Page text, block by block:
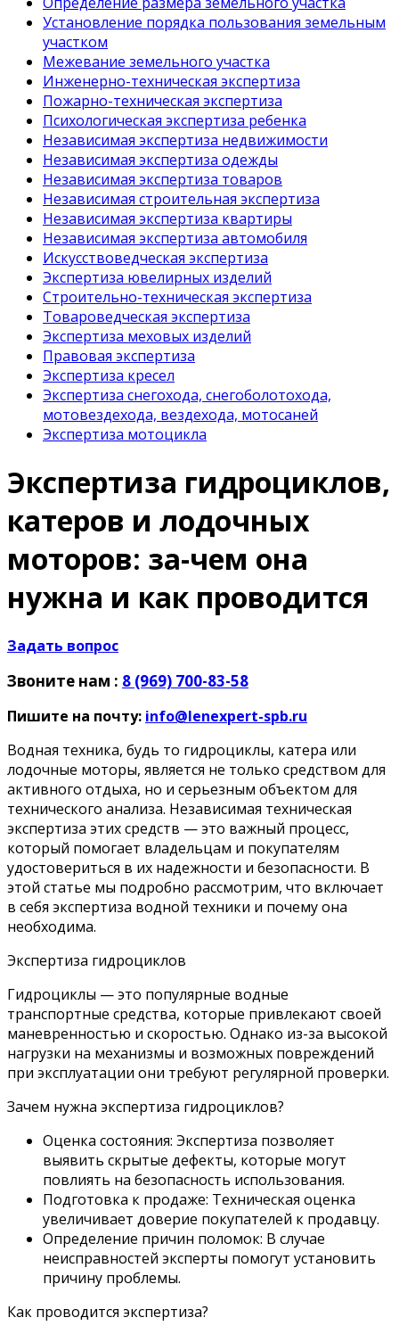
Установление порядка пользования земельным
участком
Межевание земельного участка
Инженерно-техническая экспертиза
Пожарно-техническая экспертиза
Психологическая экспертиза ребенка
Независимая экспертиза недвижимости
Независимая экспертиза одежды
Независимая экспертиза товаров
Независимая строительная экспертиза
Независимая экспертиза квартиры
Независимая экспертиза автомобиля
Искусствоведческая экспертиза
Экспертиза ювелирных изделий
Строительно-техническая экспертиза
Товароведческая экспертиза
Экспертиза меховых изделий
Правовая экспертиза
Экспертиза кресел
Экспертиза снегохода, снегоболотохода,
мотовездехода, вездехода, мотосаней
Экспертиза мотоцикла
Экспертиза гидроциклов,
катеров и лодочных
моторов: за-чем она
нужна и как проводится
Задать вопрос
Звоните нам : 8 (969) 700-83-58
Пишите на почту: info@lenexpert-spb.ru
Водная техника, будь то гидроциклы, катера или
лодочные моторы, является не только средством для
активного отдыха, но и серьезным объектом для
технического анализа. Независимая техническая
экспертиза этих средств — это важный процесс,
который помогает владельцам и покупателям
удостовериться в их надежности и безопасности. В
этой статье мы подробно рассмотрим, что включает
в себя экспертиза водной техники и почему она
необходима.
Экспертиза гидроциклов
Гидроциклы — это популярные водные
транспортные средства, которые привлекают своей
маневренностью и скоростью. Однако из-за высокой
нагрузки на механизмы и возможных повреждений
при эксплуатации они требуют регулярной проверки.
Зачем нужна экспертиза гидроциклов?
Оценка состояния: Экспертиза позволяет
выявить скрытые дефекты, которые могут
повлиять на безопасность использования.
Подготовка к продаже: Техническая оценка
увеличивает доверие покупателей к продавцу.
Определение причин поломок: В случае
неисправностей эксперты помогут установить
причину проблемы.
Как проводится экспертиза?